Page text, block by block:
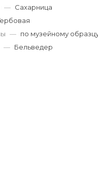
— Сахарница
— по музейному
— Бельведер